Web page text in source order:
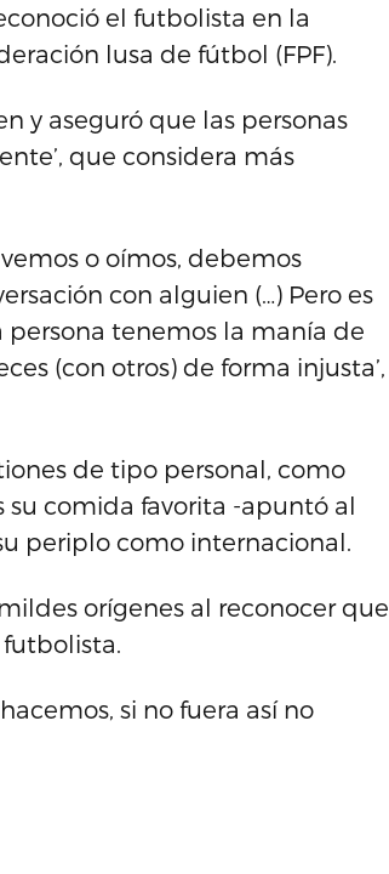
el futbolista en la
lusa de fútbol (FPF).
y aseguró que las personas
que considera más
o oímos, debemos
con alguien (…) Pero es
persona tenemos la manía de
(con otros) de forma injusta’,
de tipo personal, como
su comida favorita -apuntó al
periplo como internacional.
orígenes al reconocer que
futbolista.
si no fuera así no